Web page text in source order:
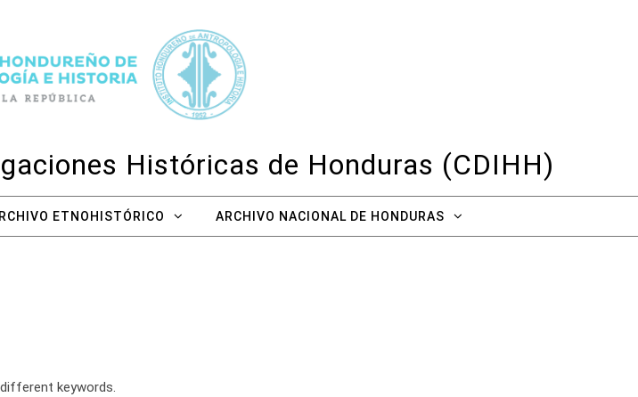
Históricas de Honduras (CDIHH)
ETNOHISTÓRICO ARCHIVO NACIONAL DE HONDURAS
keywords.